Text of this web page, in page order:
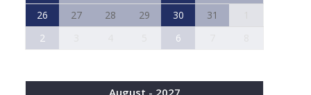
26
27 28 29 30 31
2
6
August - 2027